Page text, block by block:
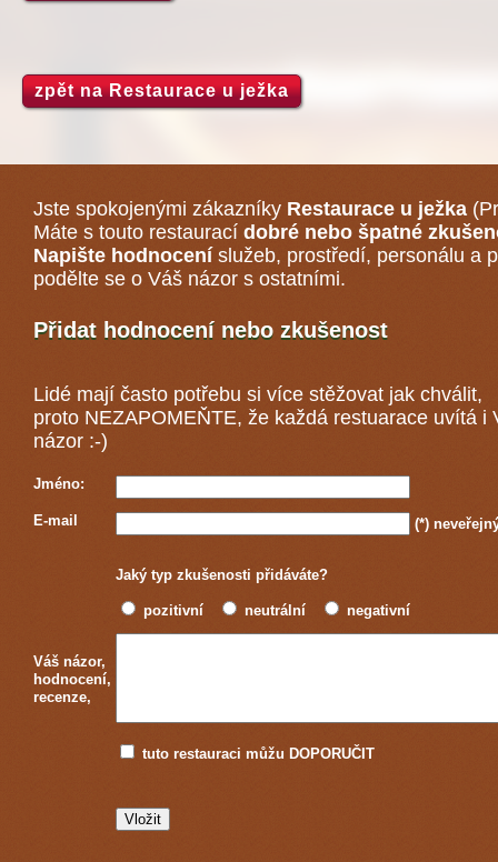
zpět na Restaurace u ježka
Jste spokojenými zákazníky Restaurace u ježka
Máte s touto restaurací dobré nebo špatné
Napište hodnocení služeb, prostředí, personálu a
podělte se o Váš názor s ostatními.
Přidat hodnocení nebo zkušenost
Lidé mají často potřebu si více stěžovat jak chválit,
proto NEZAPOMEŇTE, že každá restuarace uvítá i
názor :-)
Jméno:
E-mail (*)
Jaký typ zkušenosti přidáváte?
pozitivní neutrální negativní
Váš názor,
hodnocení,
recenze,
tuto restauraci můžu DOPORUČIT